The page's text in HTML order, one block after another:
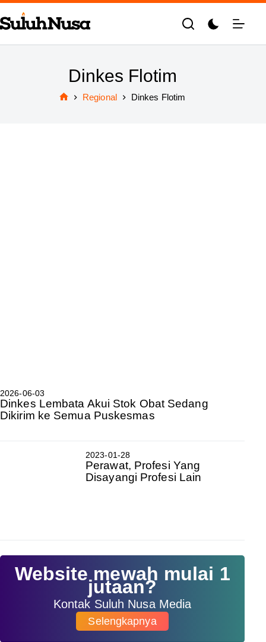
Skip
to
content
Dinkes Flotim
Regional Dinkes Flotim
2026-06-03
Dinkes Lembata Akui Stok Obat Sedang
Dikirim ke Semua Puskesmas
2023-01-28
Perawat, Profesi Yang
Disayangi Profesi Lain
Website mewah mulai 1
jutaan?
Kontak Suluh Nusa Media
Selengkapnya